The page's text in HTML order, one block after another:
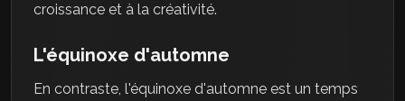
croissance et à la créativité.
L'équinoxe d'automne
En contraste, l'équinoxe d'automne est un temps